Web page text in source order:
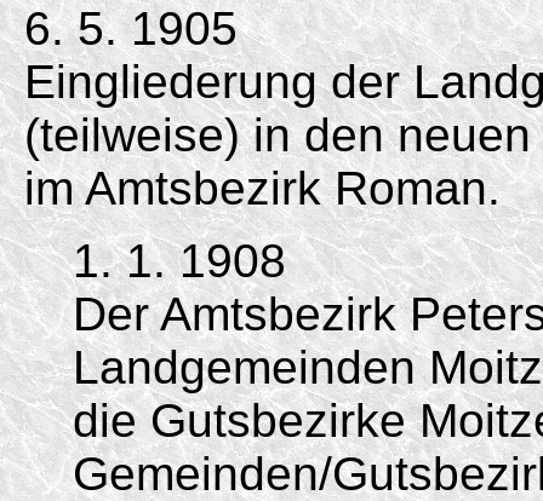
6. 5. 1905
Eingliederung der
(teilweise) in den
im Amtsbezirk Roman.
1. 1. 1908
Der Amtsbezirk
Landgemeinden
die Gutsbezirke
Gemeinden/